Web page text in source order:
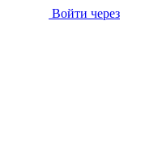
Войти через